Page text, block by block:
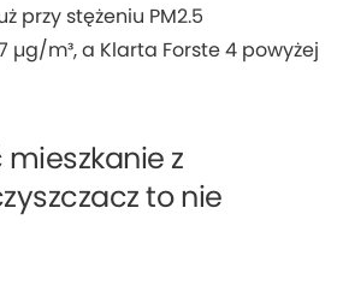
przy stężeniu PM2.5
µg/m³, a Klarta Forste 4 powyżej
z
to nie